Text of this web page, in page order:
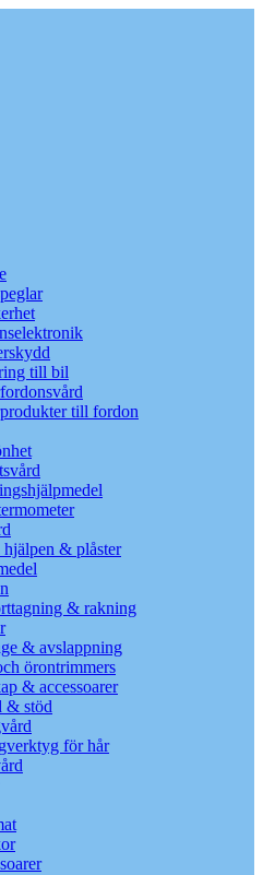
till bil
till fordon
hjälpen & plåster
& rakning
& avslappning
örontrimmers
& accessoarer
& stöd
för hår